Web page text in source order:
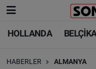
HOLLANDA
HABERLER ALMANYA
HOLLANDA
BELÇİKA
HOLLANDA
BELÇİKA
Nöbetçi
Hava Durumu